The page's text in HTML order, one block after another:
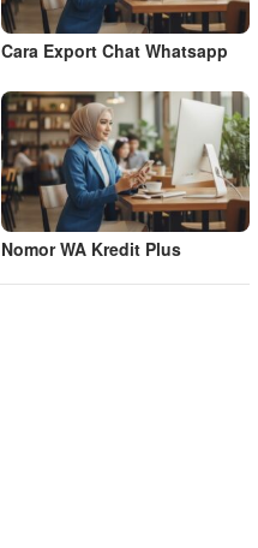
Cara Export Chat Whatsapp
Nomor WA Kredit Plus